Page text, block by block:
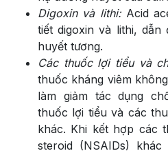
Digoxin và lithi:Acid
tiết digoxin và lithi,
huyết tương.
Các thuốc lợi tiểu và
thuốc kháng viêm
làm giảm tác dụng
thuốc lợi tiểu và các
khác. Khi kết hợp các
steroid (NSAIDs)